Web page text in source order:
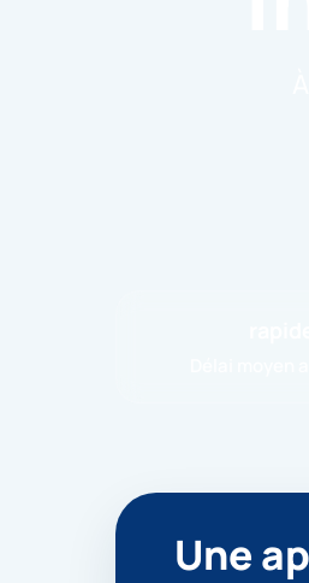
Une